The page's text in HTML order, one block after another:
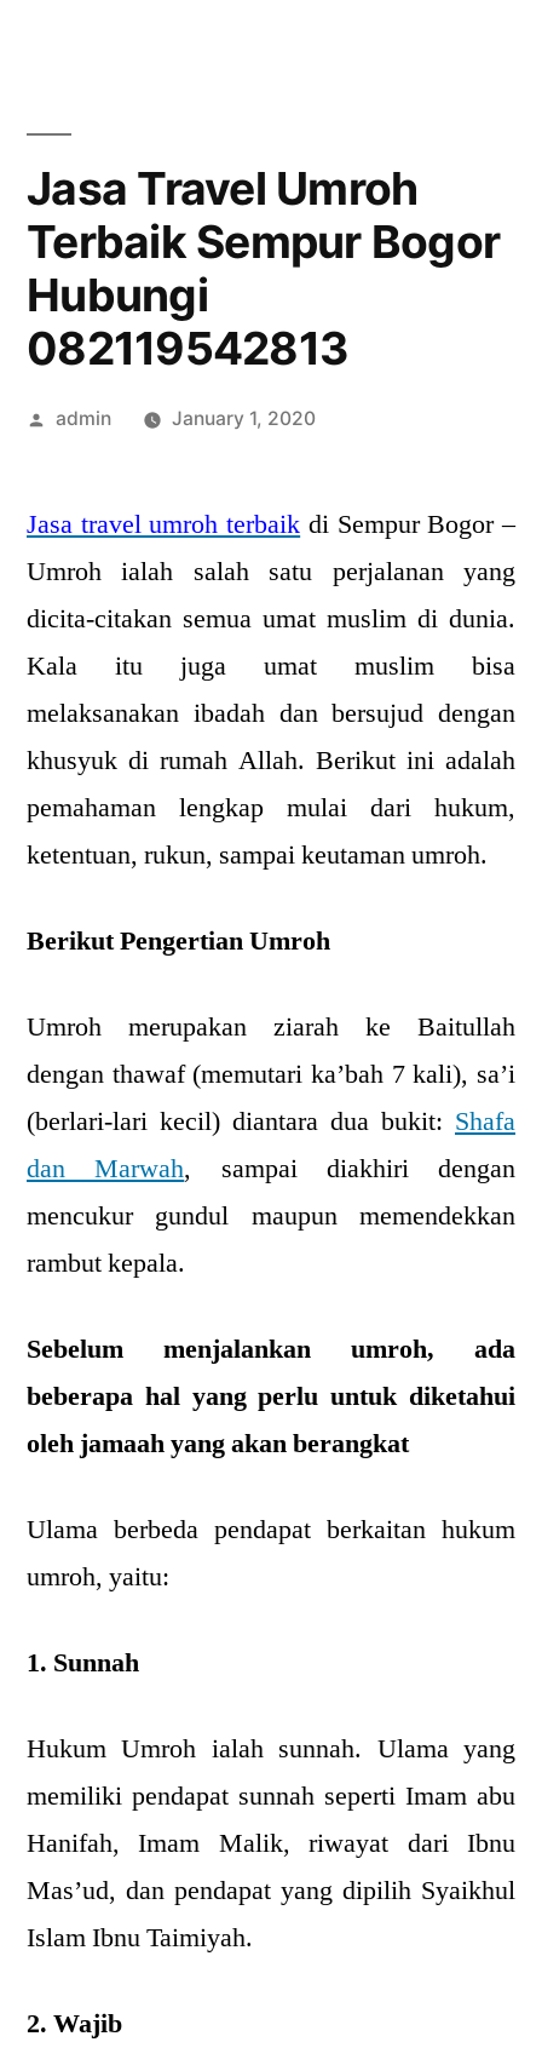
Jasa Travel Umroh
Terbaik Sempur Bogor
Hubungi
082119542813
Posted
admin January 1, 2020
Jasa travel umroh terbaik di Sempur Bogor –
Umroh ialah salah satu perjalanan yang
dicita-citakan semua umat muslim di dunia.
Kala itu juga umat muslim bisa
melaksanakan ibadah dan bersujud dengan
khusyuk di rumah Allah. Berikut ini adalah
pemahaman lengkap mulai dari hukum,
ketentuan, rukun, sampai keutaman umroh.
Berikut Pengertian Umroh
Umroh merupakan ziarah ke Baitullah
dengan thawaf (memutari ka’bah 7 kali), sa’i
(berlari-lari kecil) diantara dua bukit: Shafa
dan Marwah, sampai diakhiri dengan
mencukur gundul maupun memendekkan
rambut kepala.
Sebelum menjalankan umroh, ada
beberapa hal yang perlu untuk diketahui
oleh jamaah yang akan berangkat
Ulama berbeda pendapat berkaitan hukum
umroh, yaitu:
1. Sunnah
Hukum Umroh ialah sunnah. Ulama yang
memiliki pendapat sunnah seperti Imam abu
Hanifah, Imam Malik, riwayat dari Ibnu
Mas’ud, dan pendapat yang dipilih Syaikhul
Islam Ibnu Taimiyah.
2. Wajib